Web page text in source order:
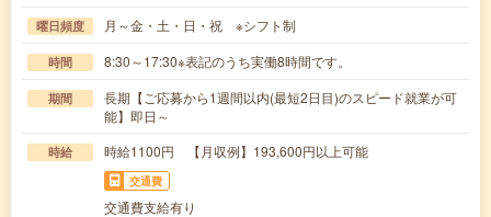
曜日頻度 月～金・土・日・祝 ※シフト制
時間 8:30～17:30※表記のうち実働8時間です。
期間
長期【ご応募から1週間以内(最短2日目)のスピード就業が可
能】即日～
時給 時給1100円 【月収例】193,600円以上可能
交通費
交通費支給有り